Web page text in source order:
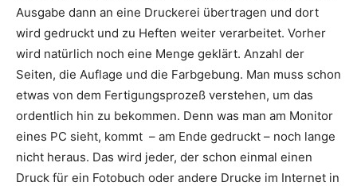
Ausgabe dann an eine Druckerei übertragen und dort
wird gedruckt und zu Heften weiter verarbeitet. Vorher
wird natürlich noch eine Menge geklärt. Anzahl der
Seiten, die Auflage und die Farbgebung. Man muss schon
etwas von dem Fertigungsprozeß verstehen, um das
ordentlich hin zu bekommen. Denn was man am Monitor
eines PC sieht, kommt – am Ende gedruckt – noch lange
nicht heraus. Das wird jeder, der schon einmal einen
Druck für ein Fotobuch oder andere Drucke im Internet in